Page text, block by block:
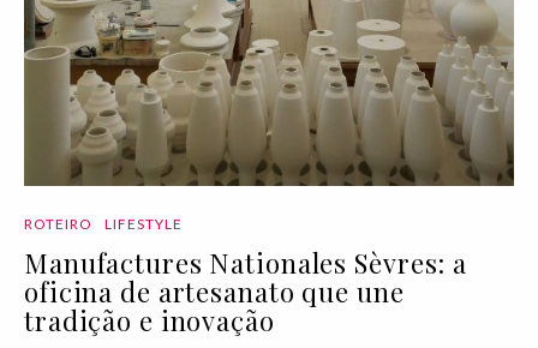
ROTEIRO LIFESTYLE
Manufactures Nationales Sèvres: a
oficina de artesanato que une
tradição e inovação